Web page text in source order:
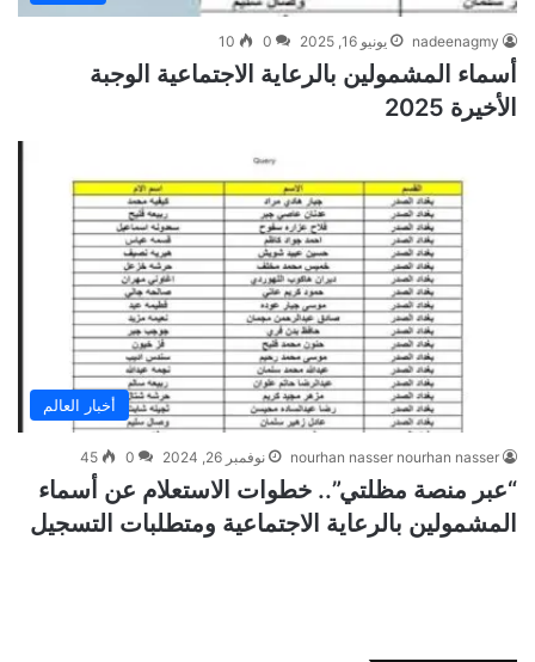
nadeenagmy يونيو 16, 2025 0
10
أسماء المشمولين بالرعاية الاجتماعية الوجبة
الأخيرة 2025
أخبار العالم
nourhan nasser nourhan nasser نوفمبر 26, 2024 0
45
“عبر منصة مظلتي”.. خطوات الاستعلام عن أسماء
المشمولين بالرعاية الاجتماعية ومتطلبات التسجيل